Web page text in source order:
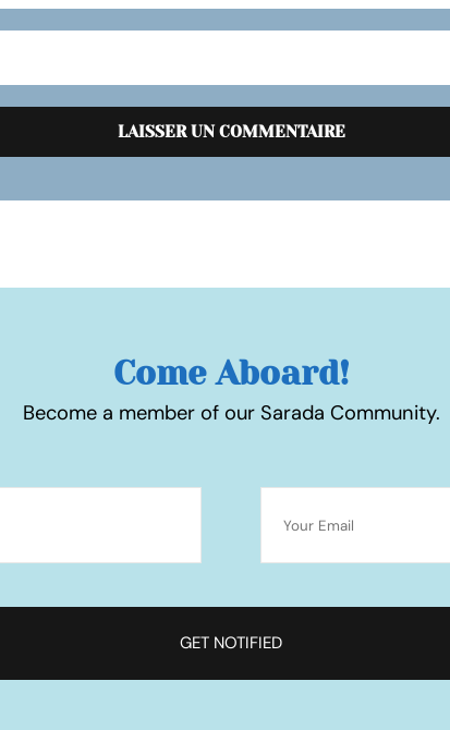
Come Aboard!
Become a member of our Sarada Community.